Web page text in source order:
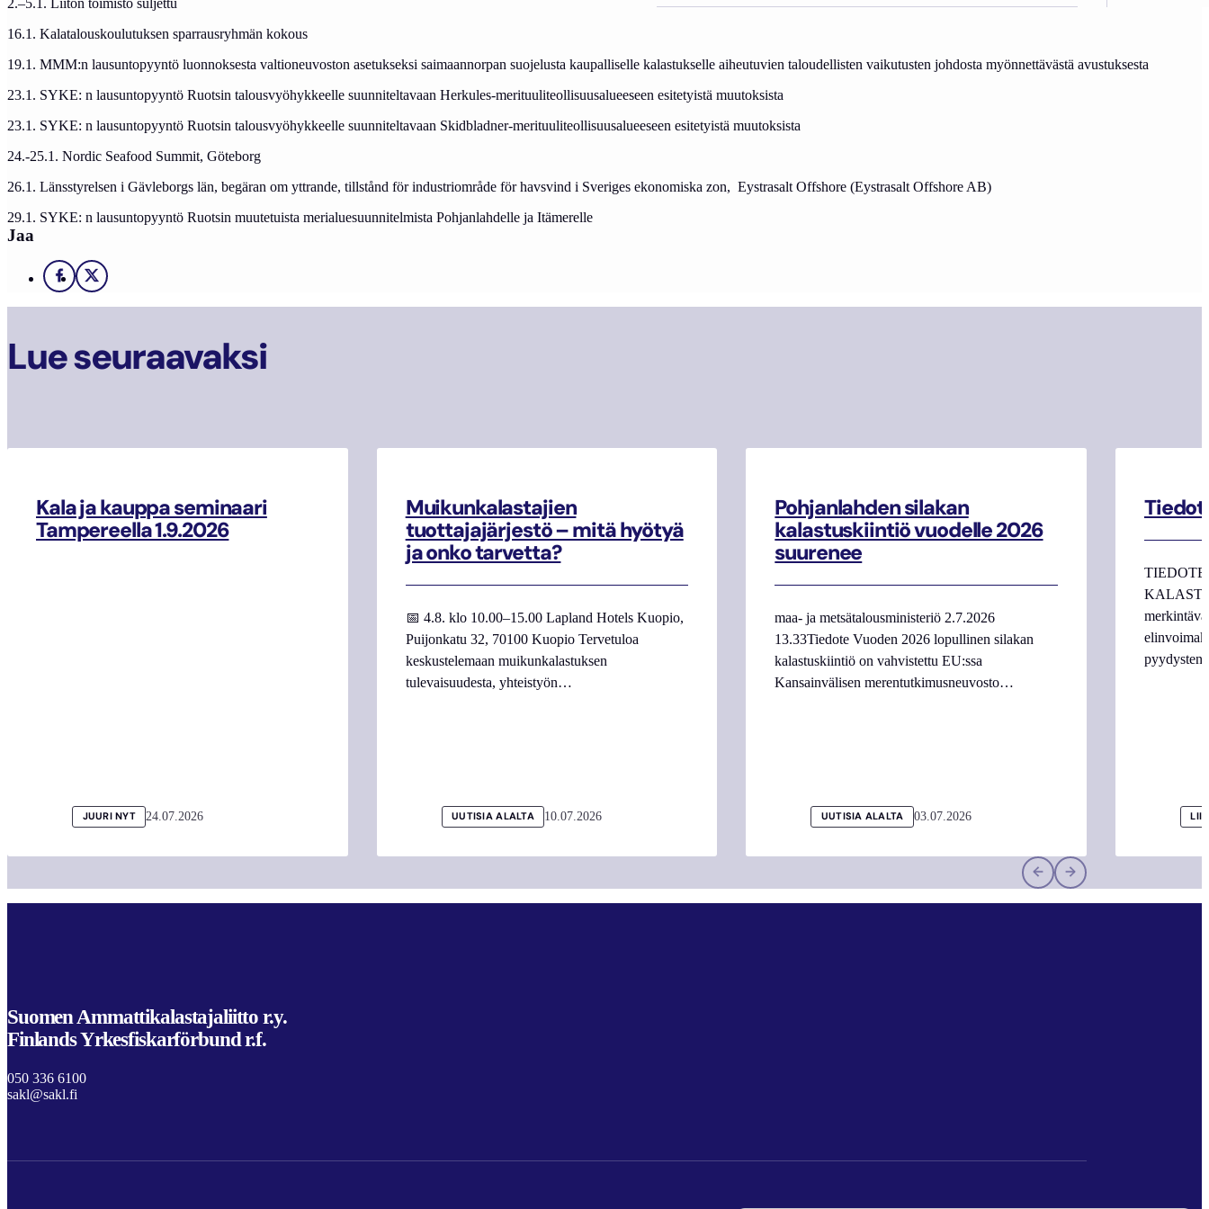
16.1. Kalatalouskoulutuksen sparrausryhmän kokous
19.1. MMM:n lausuntopyyntö luonnoksesta valtioneuvoston asetukseksi saimaannorpan suojelusta kaupalliselle kalastukselle aiheutuvien taloudellisten vaikutusten johdosta myönnettävästä avustuksesta
23.1. SYKE: n lausuntopyyntö Ruotsin talousvyöhykkeelle suunniteltavaan Herkules-merituuliteollisuusalueeseen esitetyistä muutoksista
23.1. SYKE: n lausuntopyyntö Ruotsin talousvyöhykkeelle suunniteltavaan Skidbladner-merituuliteollisuusalueeseen esitetyistä muutoksista
24.-25.1. Nordic Seafood Summit, Göteborg
26.1. Länsstyrelsen i Gävleborgs län, begäran om yttrande, tillstånd för industriområde för havsvind i Sveriges ekonomiska zon, Eystrasalt Offshore (Eystrasalt Offshore AB)
29.1. SYKE: n lausuntopyyntö Ruotsin muutetuista merialuesuunnitelmista Pohjanlahdelle ja Itämerelle
Jaa
Facebook
X
Lue seuraavaksi
Kala ja kauppa seminaari
Tampereella 1.9.2026
JUURI NYT 24.07.2026
Muikunkalastajien
tuottajajärjestö – mitä hyötyä
ja onko tarvetta?
📅 4.8. klo 10.00–15.00 Lapland Hotels Kuopio,
Puijonkatu 32, 70100 Kuopio Tervetuloa
keskustelemaan muikunkalastuksen
tulevaisuudesta, yhteistyön…
UUTISIA ALALTA 10.07.2026
Pohjanlahden silakan
kalastuskiintiö vuodelle 2026
suurenee
maa- ja metsätalousministeriö 2.7.2026
13.33Tiedote Vuoden 2026 lopullinen silakan
kalastuskiintiö on vahvistettu EU:ssa
Kansainvälisen merentutkimusneuvosto…
UUTISIA ALALTA 03.07.2026
pyydysten
Suomen Ammattikalastajaliitto r.y.
Finlands Yrkesfiskarförbund r.f.
050 336 6100
sakl@sakl.fi